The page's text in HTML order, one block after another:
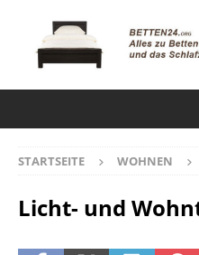
STARTSEITE WOHNEN
Licht- und